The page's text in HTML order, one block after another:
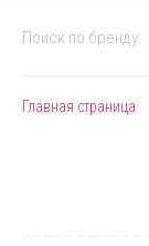
Поиск по бренду:
Главная страница